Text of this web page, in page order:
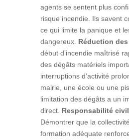
agents se sentent plus
risque incendie. Ils savent
ce qui limite la panique et
dangereux. Réduction
début d’incendie maîtrisé
des dégâts matériels
interruptions d’activité
mairie, une école ou une
limitation des dégâts a un
direct. Responsabilité
Démontrer que la
formation adéquate